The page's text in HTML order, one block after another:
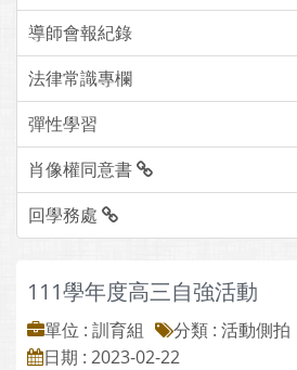
導師會報紀錄
法律常識專欄
彈性學習
肖像權同意書
回學務處
111學年度高三自強活動
單位 : 訓育組 分類 : 活動側拍
日期 : 2023-02-22